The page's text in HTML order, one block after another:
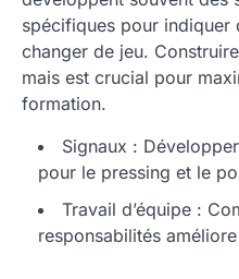
spécifiques pour indiquer
changer de jeu.
mais est crucial pour
formation.
Signaux :
pour le pressing et le
Travail d’équipe :
responsabilités